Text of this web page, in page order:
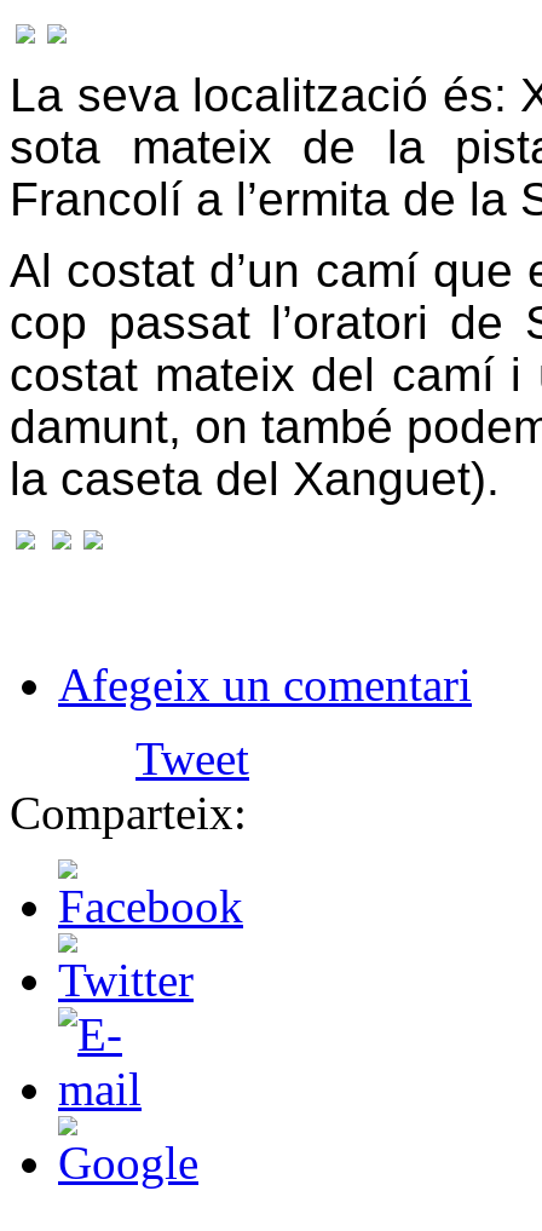
La seva localització és:
sota mateix de la
Francolí a l’ermita de la
Al costat d’un camí
cop passat l’oratori
costat mateix del camí
damunt, on també
la caseta del Xanguet).
Afegeix un comentari
Tweet
Comparteix: